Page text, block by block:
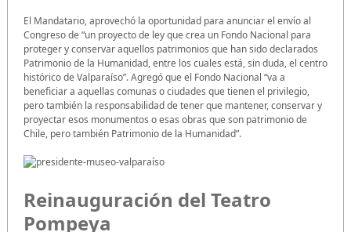
El Mandatario, aprovechó la oportunidad para anunciar el envío al
Congreso de “un proyecto de ley que crea un Fondo Nacional para
proteger y conservar aquellos patrimonios que han sido declarados
Patrimonio de la Humanidad, entre los cuales está, sin duda, el centro
histórico de Valparaíso”. Agregó que el Fondo Nacional “va a
beneficiar a aquellas comunas o ciudades que tienen el privilegio,
pero también la responsabilidad de tener que mantener, conservar y
proyectar esos monumentos o esas obras que son patrimonio de
Chile, pero también Patrimonio de la Humanidad”.
Reinauguración del Teatro
Pompeya